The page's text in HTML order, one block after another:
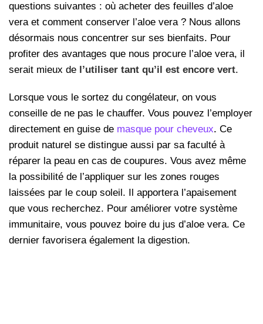
questions suivantes : où acheter des feuilles d’aloe
vera et comment conserver l’aloe vera ? Nous allons
désormais nous concentrer sur ses bienfaits. Pour
profiter des avantages que nous procure l’aloe vera, il
serait mieux de l’utiliser tant qu’il est encore vert.
Lorsque vous le sortez du congélateur, on vous
conseille de ne pas le chauffer. Vous pouvez l’employer
directement en guise de masque pour cheveux. Ce
produit naturel se distingue aussi par sa faculté à
réparer la peau en cas de coupures. Vous avez même
la possibilité de l’appliquer sur les zones rouges
laissées par le coup soleil. Il apportera l’apaisement
que vous recherchez. Pour améliorer votre système
immunitaire, vous pouvez boire du jus d’aloe vera. Ce
dernier favorisera également la digestion.